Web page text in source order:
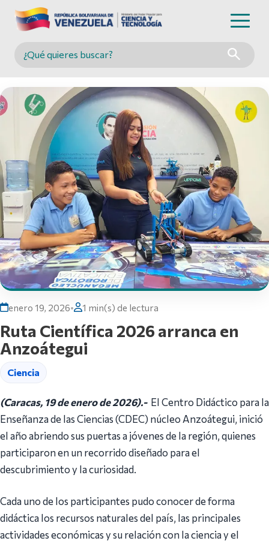
Buscar en MINCYT
enero 19, 2026• 1 min(s) de lectura
Ruta Científica 2026 arranca en
Anzoátegui
Ciencia
(Caracas, 19 de enero de 2026).- El Centro Didáctico para la
Enseñanza de las Ciencias (CDEC) núcleo Anzoátegui, inició
el año abriendo sus puertas a jóvenes de la región, quienes
participaron en un recorrido diseñado para el
descubrimiento y la curiosidad.
Cada uno de los participantes pudo conocer de forma
didáctica los recursos naturales del país, las principales
actividades económicas y su relación con la ciencia y el